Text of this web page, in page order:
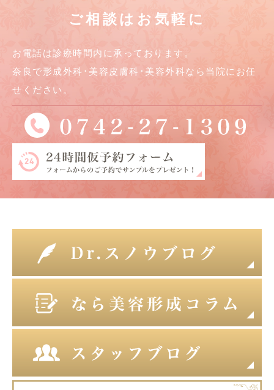
ご相談はお気軽に
お電話は診療時間内に承っております。
奈良で形成外科･美容皮膚科･美容外科なら当院にお任
せください。